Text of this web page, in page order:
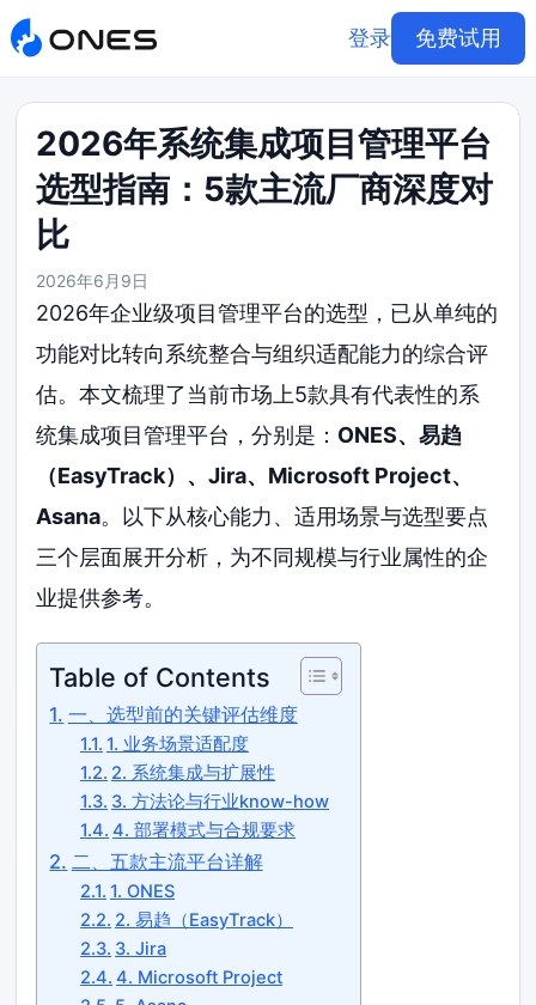
登录 免费试用
2026年系统集成项目管理平台
选型指南：5款主流厂商深度对
比
2026年6月9日
2026年企业级项目管理平台的选型，已从单纯的
功能对比转向系统整合与组织适配能力的综合评
估。本文梳理了当前市场上5款具有代表性的系
统集成项目管理平台，分别是： ONES、易趋
（EasyTrack）、Jira、Microsoft Project、
Asana。以下从核心能力、适用场景与选型要点
三个层面展开分析，为不同规模与行业属性的企
业提供参考。
Table of Contents
一、选型前的关键评估维度
1. 业务场景适配度
2. 系统集成与扩展性
3. 方法论与行业know-how
4. 部署模式与合规要求
二、五款主流平台详解
1. ONES
2. 易趋（EasyTrack）
3. Jira
4. Microsoft Project